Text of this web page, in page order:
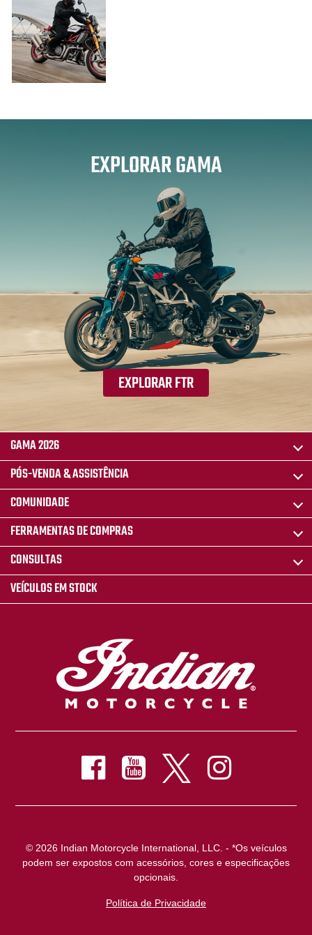
EXPLORAR GAMA
EXPLORAR FTR
GAMA 2026
PÓS-VENDA & ASSISTÊNCIA
COMUNIDADE
FERRAMENTAS DE COMPRAS
CONSULTAS
VEÍCULOS EM STOCK
© 2026 Indian Motorcycle International, LLC. - *Os veículos
podem ser expostos com acessórios, cores e especificações
opcionais.
Política de Privacidade